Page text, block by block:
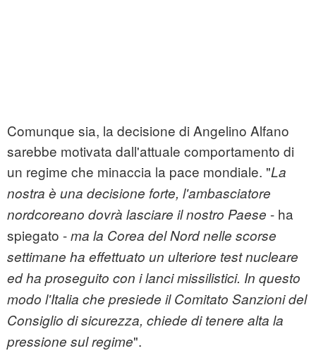
Comunque sia, la decisione di Angelino Alfano
sarebbe motivata dall'attuale comportamento di
un regime che minaccia la pace mondiale. "La
nostra è una decisione forte, l'ambasciatore
nordcoreano dovrà lasciare il nostro Paese - ha
spiegato -ma la Corea del Nord nelle scorse
settimane ha effettuato un ulteriore test nucleare
ed ha proseguito con i lanci missilistici. In questo
modo l'Italia che presiede il Comitato Sanzioni del
Consiglio di sicurezza, chiede di tenere alta la
pressione sul regime".